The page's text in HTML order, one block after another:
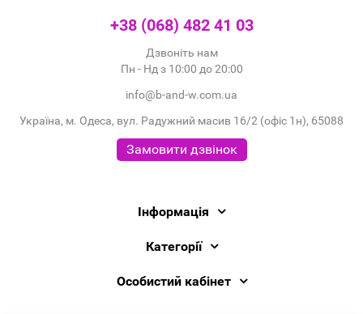
+38 (068) 482 41 03
Дзвоніть нам
Пн - Нд з 10:00 до 20:00
info@b-and-w.com.ua
Україна, м. Одеса, вул. Радужний масив 16/2 (офіс 1н), 65088
Замовити дзвінок
Інформація
Категорії
Особистий кабінет